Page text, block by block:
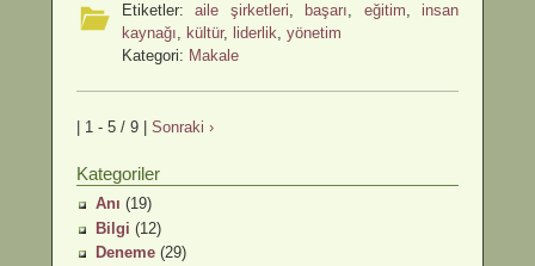
Etiketler:aile şirketleri, başarı, eğitim,insan
kaynağı, kültür, liderlik, yönetim
Kategori: Makale
| 1 - 5 / 9 | Sonraki ›
Kategoriler
Anı (19)
Bilgi (12)
Deneme (29)